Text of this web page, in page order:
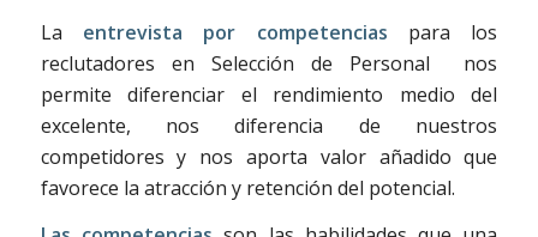
La entrevista por competencias para los
reclutadores en Selección de Personal
nos
permite diferenciar el rendimiento medio del
excelente, nos diferencia de nuestros
competidores y nos aporta valor añadido que
favorece la atracción y retención del potencial.